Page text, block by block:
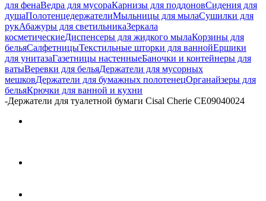
для фенаВедра для мусораКарнизы для поддоновСидения для
душаПолотенцедержателиМыльницы для мылаСушилки для
рукАбажуры для светильникаЗеркала
косметическиеДиспенсеры для жидкого мылаКорзины для
бельяСалфетницыТекстильные шторки для ваннойЕршики
для унитазаГазетницы настенныеБаночки и контейнеры для
ватыВеревки для бельяДержатели для мусорных
мешковДержатели для бумажных полотенецОрганайзеры для
бельяКрючки для ванной и кухни
-Держатели для туалетной бумаги Cisal Cherie CE09040024